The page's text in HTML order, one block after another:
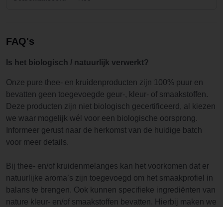
FAQ's
Is het biologisch / natuurlijk verwerkt?
Onze pure thee- en kruidenproducten zijn 100% puur en
bevatten geen toegevoegde geur-, kleur- of smaakstoffen.
Deze producten zijn niet biologisch gecertificeerd, al kiezen
we waar mogelijk wél voor een biologische oorsprong.
Informeer gerust naar de herkomst van de huidige batch
voor meer details.
Bij thee- en/of kruidenmelanges kan het voorkomen dat er
natuurlijke aroma’s zijn toegevoegd om het smaakprofiel in
balans te brengen. Ook kunnen specifieke ingrediënten van
nature kleur- en/of smaakstoffen bevatten. Hierbij maken we